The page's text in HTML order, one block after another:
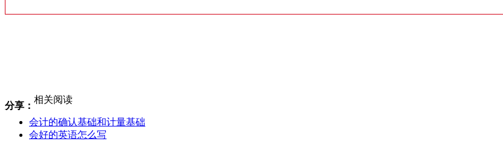
分享：
相关阅读
会计的确认基础和计量基础
会好的英语怎么写